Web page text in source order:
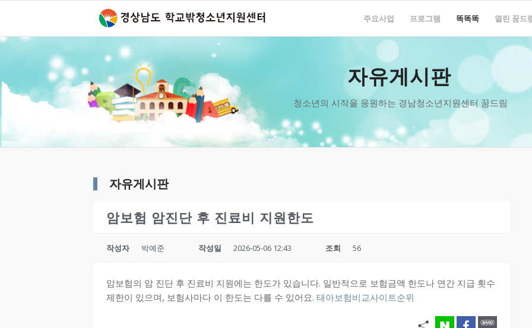
주요사업 프로그램 똑똑똑 열린 꿈드
자유게시판
청소년의 시작을 응원하는 경남청소년지원센터 꿈드림
자유게시판
암보험 암진단 후 진료비 지원한도
작성자 박예준 작성일 2026-05-06 12:43 조회 56
암보험의 암 진단 후 진료비 지원에는 한도가 있습니다. 일반적으로 보험금액 한도나 연간 지급 횟수
제한이 있으며, 보험사마다 이 한도는 다를 수 있어요. 태아보험비교사이트순위